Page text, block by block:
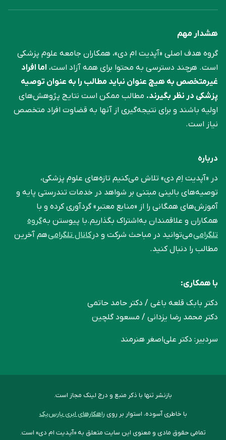
هشدار مهم
گروه هدف اصلی «آپدیت ام دی»، همکاران جامعه علوم ‌پزشکی
است. هرچند دسترسی به محتوا برای همه آزاد است، اما افراد
غیرمتخصص به هیچ عنوان نباید مطالب را به عنوان توصیه
پزشکی در نظر بگیرند. مطالب ممکن است نتایج پژوهش‌های
اولیه باشند و برای نتیجه‌گیری از آنها به قضاوت افراد متخصص
نیاز است.
درباره
در «آپدیت اِم دی» تلاش می‌کنیم تازه‌های علوم پزشکی،
توصیه‌های بالینی مبتنی بر شواهد در خدمات تندرستی پایه و
آموزش‌های همگانی را از «منابع معتبر» گردآوری کرده و با
همکاران و علاقمندان به‌اشتراک بگذاریم.با پیوستن بهگروه
تلگرامیمی‌توانید در مباحث شرکت و درکانال تلگرامیهم آخرین
مطالب را دنبال کنید.
با همکاری:
دکتر بابک قلعه‌ باغی / دکتر حامد حاتمی
دکتر محمد رضا یزدانی / مسعود گلچین
سردبیر: دکتر علی‌اصغر هنرمند
بازنشر تنها با ذکر منبع و درج لینک مجاز است.
با خاطری آسوده، استوار بر روی راهکارهای ابری پارس‌پک
تمامی حقوق مادی و معنوی این سایت متعلق به «آپدیت ام دی» است.